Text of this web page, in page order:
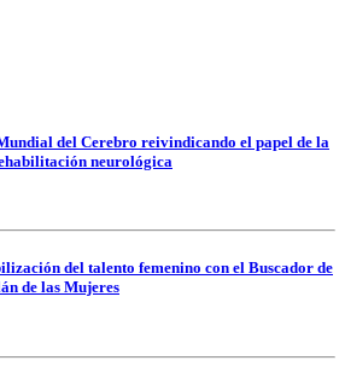
del Cerebro reivindicando el papel de la
neurológica
del talento femenino con el Buscador de
de las Mujeres